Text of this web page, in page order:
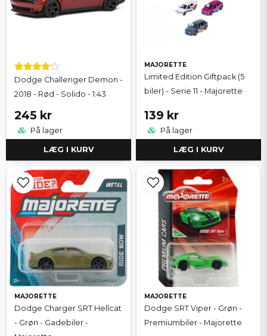
Dodge Challenger Demon -
2018 - Rød - Solido - 1:43
245 kr
På lager
LÆG I KURV
MAJORETTE
Limited Edition Giftpack (5
biler) - Serie 11 - Majorette
139 kr
På lager
LÆG I KURV
MAJORETTE
Dodge Charger SRT Hellcat
- Grøn - Gadebiler -
MAJORETTE
Dodge SRT Viper - Grøn -
Premiumbiler - Majorette